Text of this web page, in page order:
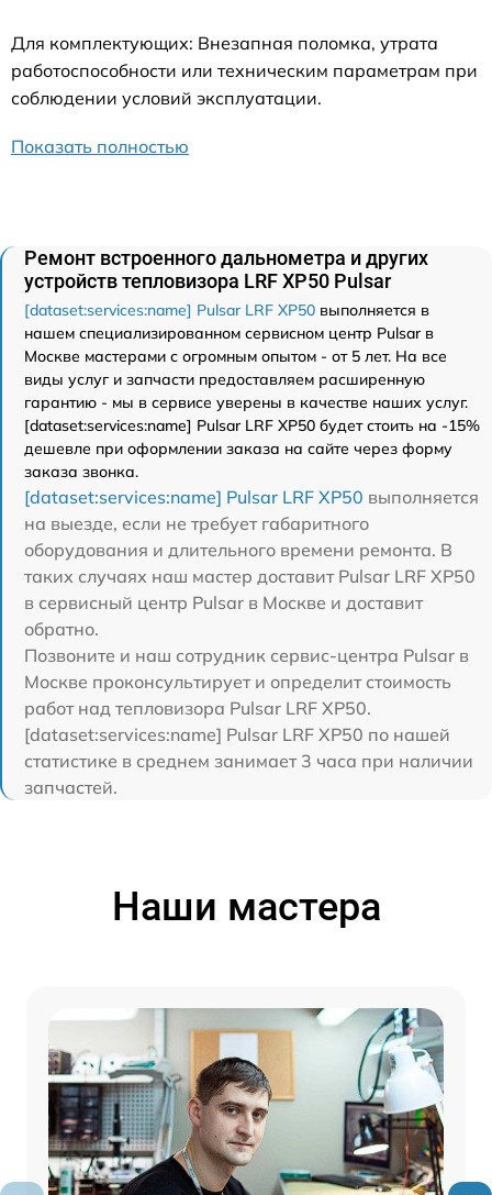
Для комплектующих: Внезапная поломка, утрата
работоспособности или техническим параметрам при
соблюдении условий эксплуатации.
Показать полностью
Ремонт встроенного дальнометра и других
устройств тепловизора LRF XP50 Pulsar
[dataset:services:name] Pulsar LRF XP50 выполняется в
нашем специализированном сервисном центр Pulsar в
Москве мастерами с огромным опытом - от 5 лет. На все
виды услуг и запчасти предоставляем расширенную
гарантию - мы в сервисе уверены в качестве наших услуг.
[dataset:services:name] Pulsar LRF XP50 будет стоить на -15%
дешевле при оформлении заказа на сайте через форму
заказа звонка.
[dataset:services:name] Pulsar LRF XP50 выполняется
на выезде, если не требует габаритного
оборудования и длительного времени ремонта. В
таких случаях наш мастер доставит Pulsar LRF XP50
в сервисный центр Pulsar в Москве и доставит
обратно.
Позвоните и наш сотрудник сервис-центра Pulsar в
Москве проконсультирует и определит стоимость
работ над тепловизора Pulsar LRF XP50.
[dataset:services:name] Pulsar LRF XP50 по нашей
статистике в среднем занимает 3 часа при наличии
запчастей.
Наши мастера